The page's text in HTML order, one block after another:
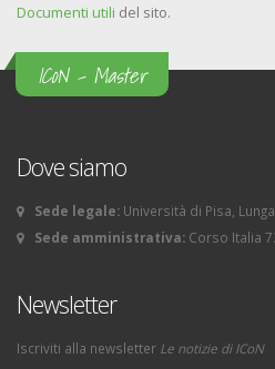
Documenti utili del sito.
ICoN - Master
Dove siamo
Sede legale: Università di Pisa,
Sede amministrativa: Corso Italia
Newsletter
Iscriviti alla newsletter Le notizie di ICoN